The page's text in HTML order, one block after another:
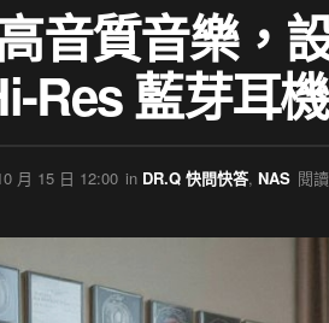
音質音樂，
Res 藍芽耳
月 15 日 12:00 in DR.Q 快問快答, NAS 閱